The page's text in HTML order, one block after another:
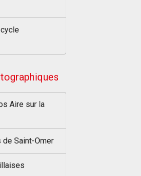
Aire sur la
de Saint-Omer